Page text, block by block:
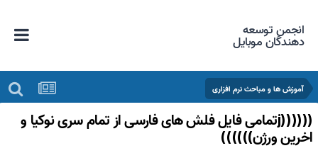
انجمن توسعه
دهندگان موبایل
آموزش ها و مباحث نرم افزاری
((((((jتمامی فایل فلش های فارسی از تمام سری نوکیا و
ورژن))))))